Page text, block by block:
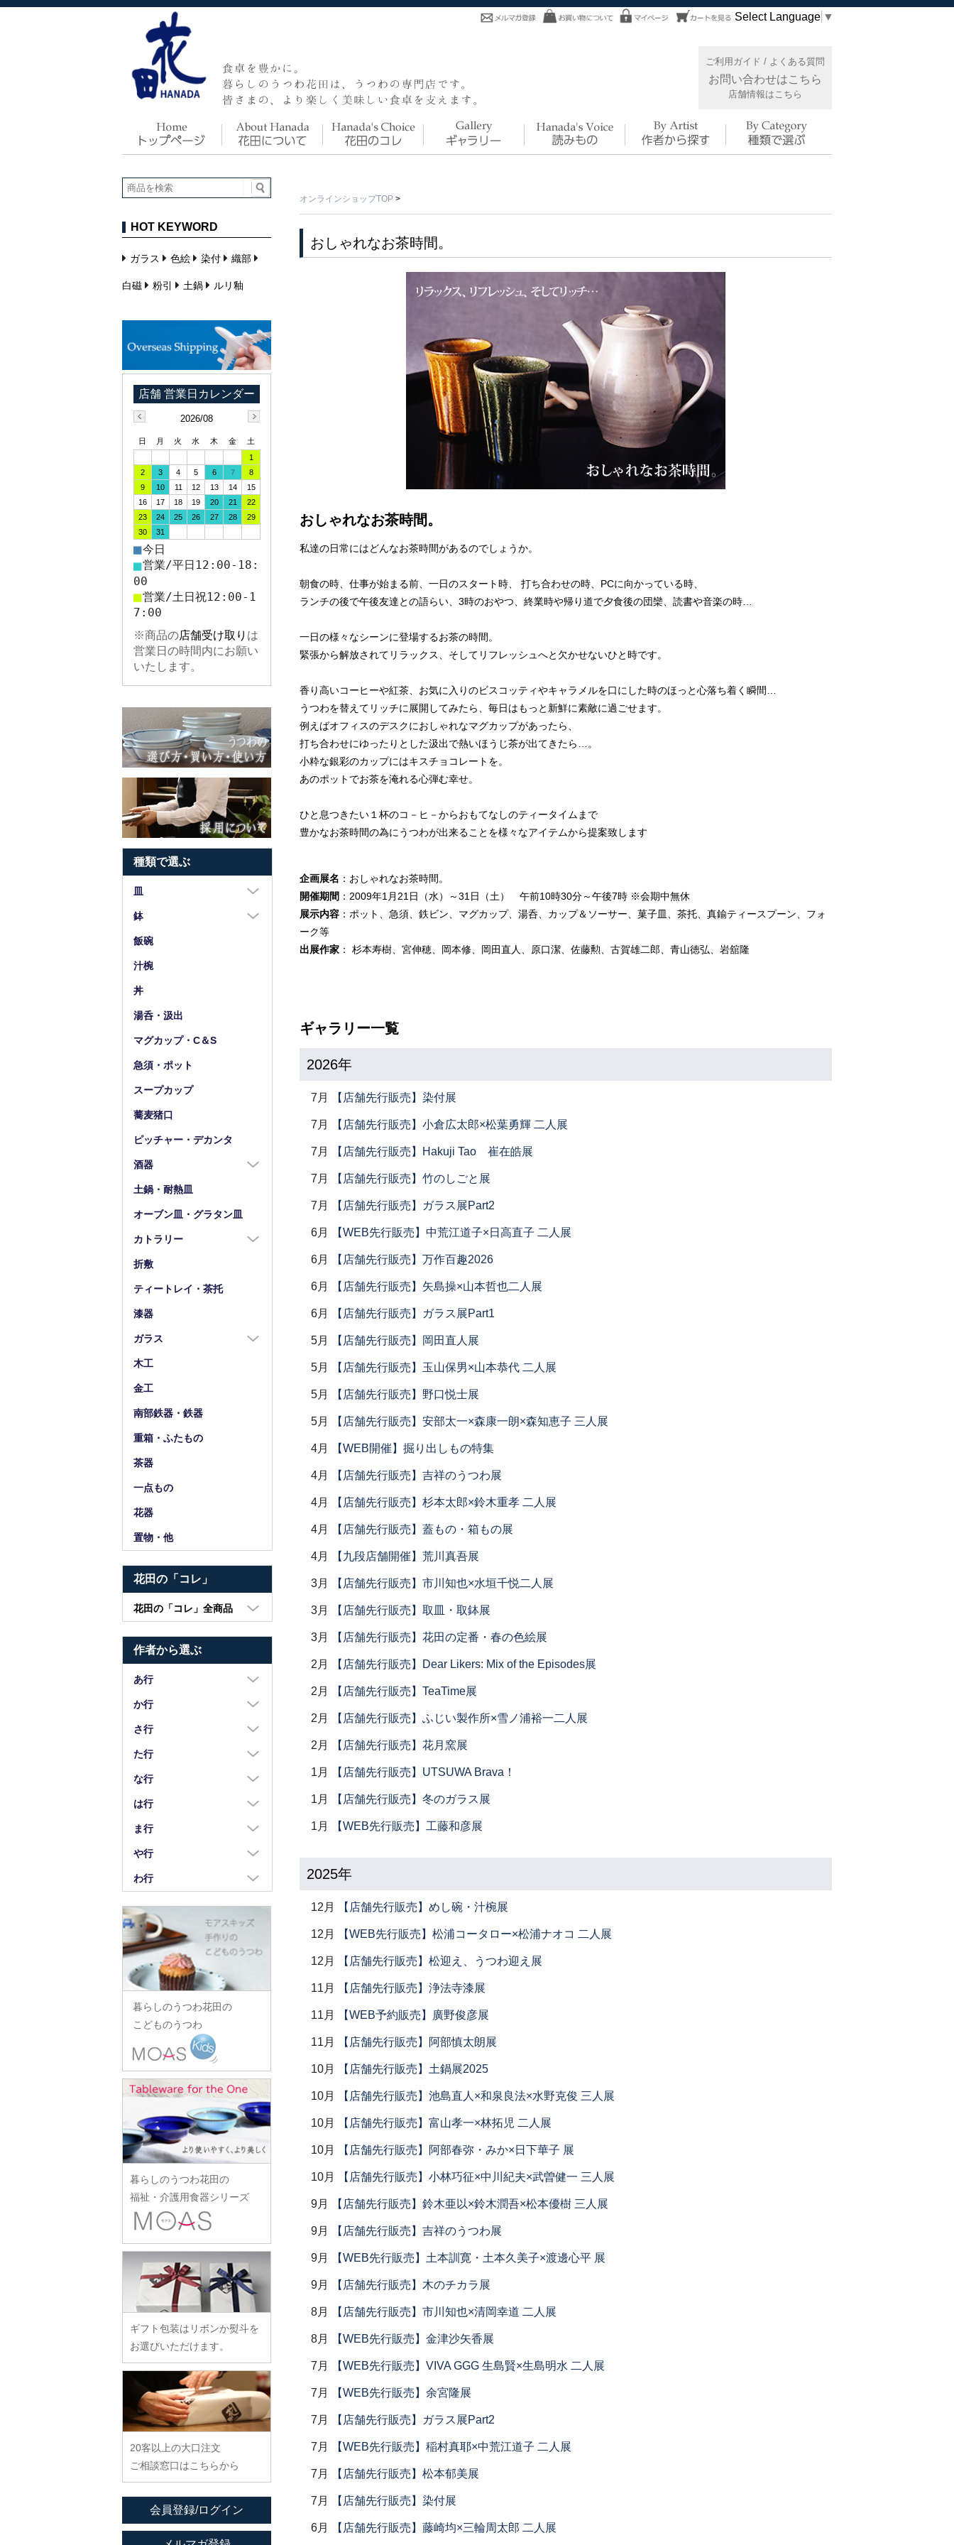
Select Language ▼
ご利用ガイド / よくある質問
お問い合わせはこちら
店舗情報はこちら
オンラインショップTOP >
おしゃれなお茶時間。
おしゃれなお茶時間。
私達の日常にはどんなお茶時間があるのでしょうか。
朝食の時、仕事が始まる前、一日のスタート時、 打ち合わせの時、PCに向かっている時、
ランチの後で午後友達との語らい、3時のおやつ、終業時や帰り道で夕食後の団欒、読書や音楽の時…
一日の様々なシーンに登場するお茶の時間。
緊張から解放されてリラックス、そしてリフレッシュへと欠かせないひと時です。
香り高いコーヒーや紅茶、お気に入りのビスコッティやキャラメルを口にした時のほっと心落ち着く瞬間…
うつわを替えてリッチに展開してみたら、毎日はもっと新鮮に素敵に過ごせます。
例えばオフィスのデスクにおしゃれなマグカップがあったら、
打ち合わせにゆったりとした汲出で熱いほうじ茶が出てきたら…。
小粋な銀彩のカップにはキスチョコレートを。
あのポットでお茶を淹れる心弾む幸せ。
ひと息つきたい１杯のコ－ヒ－からおもてなしのティータイムまで
豊かなお茶時間の為にうつわが出来ることを様々なアイテムから提案致します
企画展名 ：おしゃれなお茶時間。
開催期間 ：2009年1月21日（水）～31日（土） 午前10時30分～午後7時 ※会期中無休
展示内容 ：ポット、急須、鉄ビン、マグカップ、湯呑、カップ＆ソーサー、菓子皿、茶托、真鍮ティースプーン、フォ
ーク等
出展作家 ： 杉本寿樹、宮伸穂、岡本修、岡田直人、原口潔、佐藤勲、古賀雄二郎、青山徳弘、岩舘隆
ギャラリー一覧
2026年
7月 【店舗先行販売】染付展
7月 【店舗先行販売】小倉広太郎×松葉勇輝 二人展
7月 【店舗先行販売】Hakuji Tao 崔在皓展
7月 【店舗先行販売】竹のしごと展
7月 【店舗先行販売】ガラス展Part2
6月 【WEB先行販売】中荒江道子×日高直子 二人展
6月 【店舗先行販売】万作百趣2026
6月 【店舗先行販売】矢島操×山本哲也二人展
6月 【店舗先行販売】ガラス展Part1
5月 【店舗先行販売】岡田直人展
5月 【店舗先行販売】玉山保男×山本恭代 二人展
5月 【店舗先行販売】野口悦士展
5月 【店舗先行販売】安部太一×森康一朗×森知恵子 三人展
4月 【WEB開催】掘り出しもの特集
4月 【店舗先行販売】吉祥のうつわ展
4月 【店舗先行販売】杉本太郎×鈴木重孝 二人展
4月 【店舗先行販売】蓋もの・箱もの展
4月 【九段店舗開催】荒川真吾展
3月 【店舗先行販売】市川知也×水垣千悦二人展
3月 【店舗先行販売】取皿・取鉢展
3月 【店舗先行販売】花田の定番・春の色絵展
2月 【店舗先行販売】Dear Likers: Mix of the Episodes展
2月 【店舗先行販売】TeaTime展
2月 【店舗先行販売】ふじい製作所×雪ノ浦裕一二人展
2月 【店舗先行販売】花月窯展
1月 【店舗先行販売】UTSUWA Brava！
1月 【店舗先行販売】冬のガラス展
1月 【WEB先行販売】工藤和彦展
2025年
12月 【店舗先行販売】めし碗・汁椀展
12月 【WEB先行販売】松浦コータロー×松浦ナオコ 二人展
12月 【店舗先行販売】松迎え、うつわ迎え展
11月 【店舗先行販売】浄法寺漆展
11月 【WEB予約販売】廣野俊彦展
11月 【店舗先行販売】阿部慎太朗展
10月 【店舗先行販売】土鍋展2025
10月 【店舗先行販売】池島直人×和泉良法×水野克俊 三人展
10月 【店舗先行販売】富山孝一×林拓児 二人展
10月 【店舗先行販売】阿部春弥・みか×日下華子 展
10月 【店舗先行販売】小林巧征×中川紀夫×武曽健一 三人展
9月 【店舗先行販売】鈴木亜以×鈴木潤吾×松本優樹 三人展
9月 【店舗先行販売】吉祥のうつわ展
9月 【WEB先行販売】土本訓寛・土本久美子×渡邊心平 展
9月 【店舗先行販売】木のチカラ展
8月 【店舗先行販売】市川知也×清岡幸道 二人展
8月 【WEB先行販売】金津沙矢香展
7月 【WEB先行販売】VIVA GGG 生島賢×生島明水 二人展
7月 【WEB先行販売】余宮隆展
7月 【店舗先行販売】ガラス展Part2
7月 【WEB先行販売】稲村真耶×中荒江道子 二人展
7月 【店舗先行販売】松本郁美展
7月 【店舗先行販売】染付展
6月 【店舗先行販売】藤崎均×三輪周太郎 二人展
HOT KEYWORD
ガラス 色絵 染付 織部
白磁 粉引 土鍋 ルリ釉
2026/08
日 月 火 水 木 金
土
1
2
3 4 5 6 7
8
9
10 11 12 13 14
15
16
17 18 19 20 21
22
23
24 25 26 27 28
29
30
31
■今日
■営業/平日12:00-18:
00
■営業/土日祝12:00-1
7:00
※商品の店舗受け取り は
営業日の時間内にお願い
いたします。
種類で選ぶ
皿
大皿（8寸以上）
中皿（5～7寸）
小皿（4寸以下）
鉢
大鉢（8寸以上）
中鉢（5～7寸）
飯碗
汁椀
丼
湯呑・汲出
マグカップ・C＆S
急須・ポット
スープカップ
蕎麦猪口
ピッチャー・デカンタ
酒器
酒器全商品
徳利
土鍋・耐熱皿
オーブン皿・グラタン皿
カトラリー
カトラリー全商品
箸
箸置
折敷
ティートレイ・茶托
漆器
ガラス
ガラス全商品
グラス
ガラス皿
木工
金工
南部鉄器・鉄器
重箱・ふたもの
茶器
一点もの
花器
置物・他
花田の「コレ」
花田の「コレ」全商品
鉢・湯呑・カップ
汁椀・土鍋・折敷
小物・カトラリー
作者から選ぶ
あ行
浅野奈生
苧野直樹
安達和治
荒川真吾
荒賀文成
有馬和博
iiDA Woodturning
伊賀焼土楽
池島直人
池島仁美
生島賢
生島明水
池田大介
石川漆宝堂
石田誠
和泉良法
市川知也
伊藤聡信
伊藤孝英
井銅心平
稲村真耶
イム サエム
イレヤガラス
岩舘隆（浄法寺）
臼田けい子
海野裕
浦陽子
遠藤マサヒロ
大井寛史
大久保公太郎
大沢和義
大平新五
大前史
大和田友香
か行
蠣崎マコト
葛西国太郎
葛西義信
河上智美
川合孝知
川辺忠
川村宏樹
幹山繁太
季更器窯
岸野寛
北野敏一（犀ノ音窯）
日下華子
葛和万紀
工藤和彦
熊谷峻
小泉敦信
こいずみみゆき
古賀雄二郎
小寺暁洋
小林巧征
小牧広平
近藤亮介
さ行
坂本達哉
佐川岳彦
佐々木暢子
重田良古
島田まるみ
志村睦彦
城進
菅原博之
杉本太郎
鈴木重孝
鈴木潤吾
鈴木涼子
須谷窯
た行
高島慎一
高木剛
瀧田操
田中あい
田中佐和子
谷口嘉
谷永太郎
玉山保男
田沼英里
崔在皓
滴生舎
土井康治朗
土井宏友
陶房独歩炎
徳永遊心
富山孝一
土本訓寛・土本久美子
な行
中荒江道子
中尾万作
中川紀夫
中町いずみ
中村一也
中村幸一郎
d.Tam 中村孝子/桃子
中村智美
中村真紀
中山孝志
名古路英介
西納三枝
野口悦士
は行
橋村大作
長谷川由香
畑中篤
花岡隆
花田オリジナル
羽生直記
林京子
林拓児
原口潔
原田七重
原田譲
原光弘
日高伸治
日高直子
ヒヅミ峠舎
樋山真弓
平岡正弘
平林秀幸
廣野俊彦
廣政毅
ふじい製作所
藤崎均
藤田永子
藤塚光男
ほたる窯
堀畑蘭
ま行
前田麻美
正木春蔵
松浦コータロー
松浦ナオコ
松葉勇輝
松本郁美
松本優樹
松本良夫
三浦侑子
水垣千悦
水野克俊
みずのみさ
光井威善
三留舞
宮岡麻衣子
宮崎孝彦
三輪周太郎
武曽健一
村田森
村田菜穂美
木工ヤマニ
森知恵子
森悠紀子
森下綾
や行
八木橋昇
山口硝子
山口利枝
山崎葉
山田洋次
山田隆太郎
山中恵介
山本哲也
山本恭代
山本亮平
Yu-ten
雪ノ浦裕一
吉岡将弐
吉田学
余宮隆
わ行
ワダコーヘー
渡辺信史
渡邊心平
暮らしのうつわ花田の
こどものうつわ
暮らしのうつわ花田の
福祉・介護用食器シリーズ
ギフト包装はリボンか熨斗を
お選びいただけます。
20客以上の大口注文
ご相談窓口はこちらから
会員登録/ログイン